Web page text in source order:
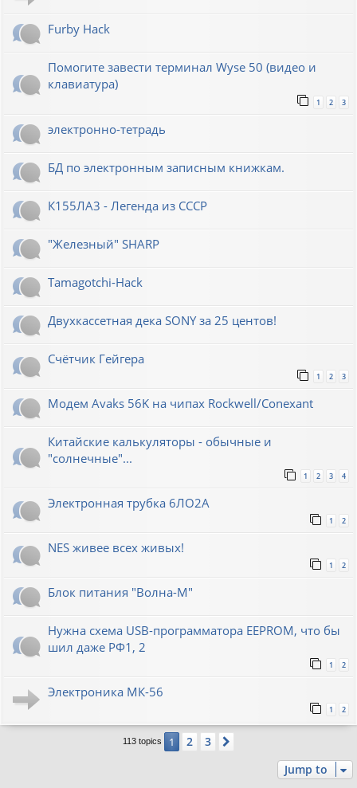
Furby Hack
Помогите завести терминал Wyse 50 (видео и
клавиатура)
1 2 3
электронно-тетрадь
БД по электронным записным книжкам.
К155ЛА3 - Легенда из СССР
"Железный" SHARP
Tamagotchi-Hack
Двухкассетная дека SONY за 25 центов!
Счётчик Гейгера
1 2 3
Модем Avaks 56K на чипах Rockwell/Conexant
Китайские калькуляторы - обычные и
"солнечные"...
1 2 3 4
Электронная трубка 6ЛО2А
1 2
NES живее всех живых!
1 2
Блок питания "Волна-М"
Нужна схема USB-программатора EEPROM, что бы
шил даже РФ1, 2
1 2
Электроника МК-56
1 2
113 topics 1 2 3
Jump to